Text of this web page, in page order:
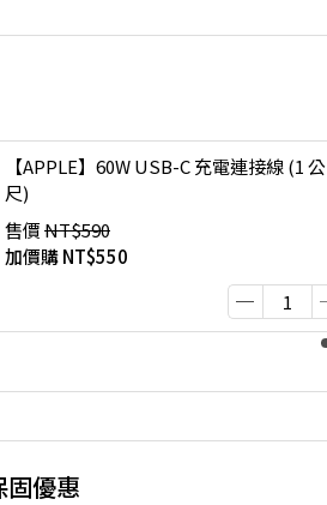
【APPLE】60W USB-C 充電連接線 (1 公
尺)
售價NT$590
加價購NT$550
固優惠